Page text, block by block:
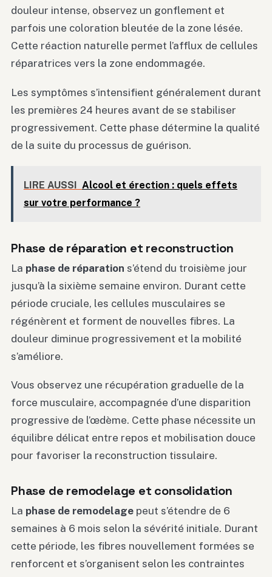
douleur intense, observez un gonflement et
parfois une coloration bleutée de la zone lésée.
Cette réaction naturelle permet l’afflux de cellules
réparatrices vers la zone endommagée.
Les symptômes s’intensifient généralement durant
les premières 24 heures avant de se stabiliser
progressivement. Cette phase détermine la qualité
de la suite du processus de guérison.
LIRE AUSSI Alcool et érection : quels effets
sur votre performance ?
Phase de réparation et reconstruction
La phase de réparation s’étend du troisième jour
jusqu’à la sixième semaine environ. Durant cette
période cruciale, les cellules musculaires se
régénèrent et forment de nouvelles fibres. La
douleur diminue progressivement et la mobilité
s’améliore.
Vous observez une récupération graduelle de la
force musculaire, accompagnée d’une disparition
progressive de l’œdème. Cette phase nécessite un
équilibre délicat entre repos et mobilisation douce
pour favoriser la reconstruction tissulaire.
Phase de remodelage et consolidation
La phase de remodelage peut s’étendre de 6
semaines à 6 mois selon la sévérité initiale. Durant
cette période, les fibres nouvellement formées se
renforcent et s’organisent selon les contraintes